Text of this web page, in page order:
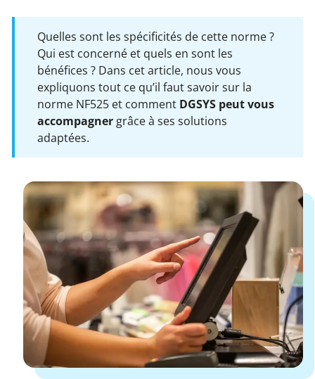
Quelles sont les spécificités de cette norme ?
Qui est concerné et quels en sont les
bénéfices ? Dans cet article, nous vous
expliquons tout ce qu’il faut savoir sur la
norme NF525 et comment DGSYS peut vous
accompagner grâce à ses solutions
adaptées.